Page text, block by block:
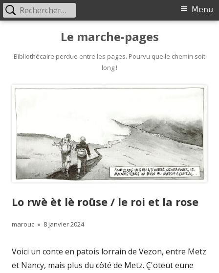
content
Le marche-pages
Bibliothécaire perdue entre les pages. Pourvu que le chemin soit
long !
Primary
Menu
Rechercher :
Lo rwè èt lè roūse / le roi et la rose
Author
marouc
Published
8 janvier 2024
Voici un conte en patois lorrain de Vezon, entre Metz
et Nancy, mais plus du côté de Metz. Ç'oteūt eune